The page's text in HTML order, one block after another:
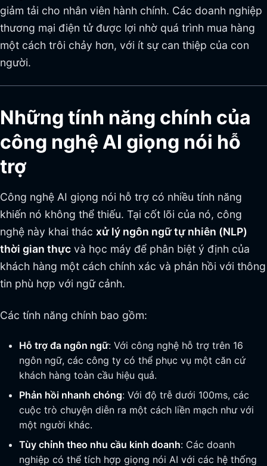
giảm tải cho nhân viên hành chính. Các doanh nghiệp
thương mại điện tử được lợi nhờ quá trình mua hàng
một cách trôi chảy hơn, với ít sự can thiệp của con
người.
Những tính năng chính của
công nghệ AI giọng nói hỗ
trợ
Công nghệ AI giọng nói hỗ trợ có nhiều tính năng
khiến nó không thể thiếu. Tại cốt lõi của nó, công
nghệ này khai thác xử lý ngôn ngữ tự nhiên (NLP)
thời gian thực và học máy để phân biệt ý định của
khách hàng một cách chính xác và phản hồi với thông
tin phù hợp với ngữ cảnh.
Các tính năng chính bao gồm:
Hỗ trợ đa ngôn ngữ: Với công nghệ hỗ trợ trên 16
ngôn ngữ, các công ty có thể phục vụ một căn cứ
khách hàng toàn cầu hiệu quả.
Phản hồi nhanh chóng: Với độ trễ dưới 100ms, các
cuộc trò chuyện diễn ra một cách liền mạch như với
một người khác.
Tùy chỉnh theo nhu cầu kinh doanh: Các doanh
nghiệp có thể tích hợp giọng nói AI với các hệ thống